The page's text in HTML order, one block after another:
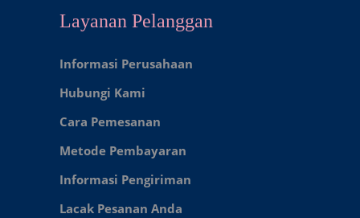
Layanan Pelanggan
Informasi Perusahaan
Hubungi Kami
Cara Pemesanan
Metode Pembayaran
Informasi Pengiriman
Lacak Pesanan Anda